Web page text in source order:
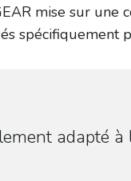
mise sur une
spécifiquement
adapté à